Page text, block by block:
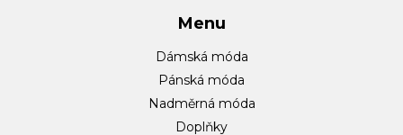
Menu
Dámská móda
Pánská móda
Nadměrná móda
Doplňky